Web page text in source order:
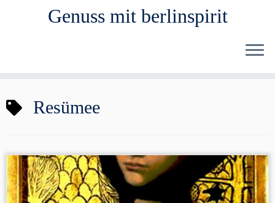
Inhalt
Genuss mit berlinspirit
Resümee